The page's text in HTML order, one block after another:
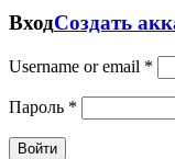
ВходСоздать
Username or email *
Пароль *
Войти